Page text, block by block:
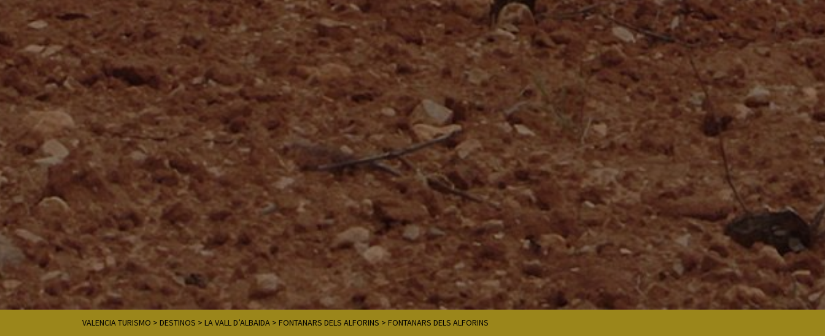
VALENCIA TURISMO >DESTINOS >LA VALL D’ALBAIDA >FONTANARS DELS ALFORINS >FONTANARS DELS ALFORINS